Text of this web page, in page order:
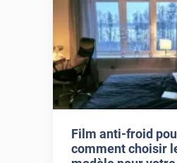
Film anti-froid
comment choisir